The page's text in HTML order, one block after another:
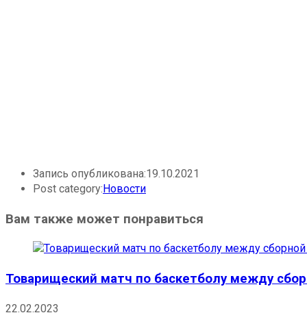
Запись опубликована:19.10.2021
Post category:Новости
Вам также может понравиться
Товарищеский матч по баскетболу между
22.02.2023